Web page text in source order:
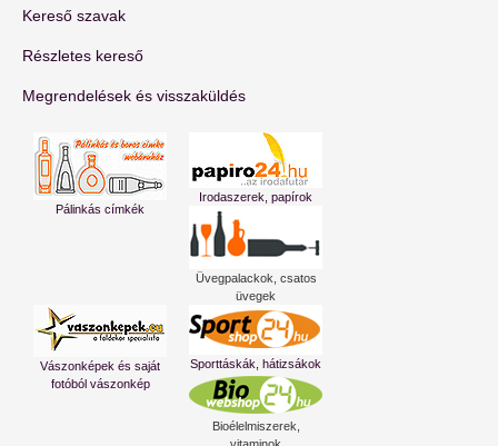
Kereső szavak
Részletes kereső
Megrendelések és visszaküldés
Pálinkás címkék
Irodaszerek, papírok
Üvegpalackok, csatos
üvegek
Vászonképek és saját
fotóból vászonkép
Sporttáskák, hátizsákok
Bioélelmiszerek,